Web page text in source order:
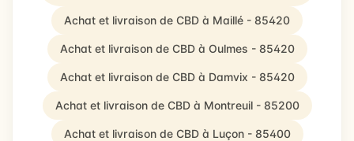
Achat et livraison de CBD à Maillé - 85420
Achat et livraison de CBD à Oulmes - 85420
Achat et livraison de CBD à Damvix - 85420
Achat et livraison de CBD à Montreuil - 85200
Achat et livraison de CBD à Luçon - 85400